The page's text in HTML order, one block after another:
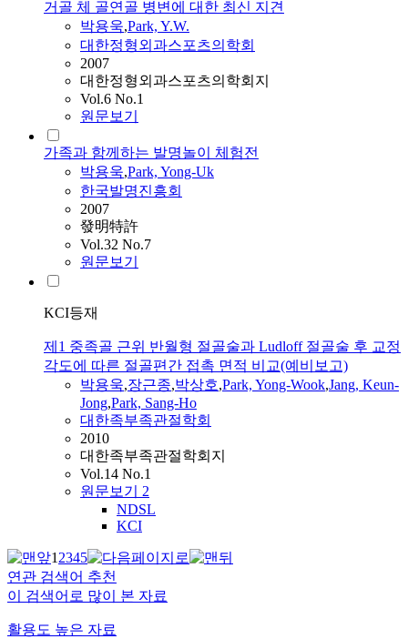
거골 체 골연골 병변에 대한 최신 지견
박용욱,Park, Y.W.
대한정형외과스포츠의학회
2007
대한정형외과스포츠의학회지
Vol.6 No.1
원문보기
가족과 함께하는 발명놀이 체험전
박용욱,Park, Yong-Uk
한국발명진흥회
2007
發明特許
Vol.32 No.7
원문보기
KCI등재
제1 중족골 근위 반월형 절골술과 Ludloff 절골술 후 교정
각도에 따른 절골편간 접촉 면적 비교(예비보고)
박용욱,장근종,박상호,Park, Yong-Wook,Jang, Keun-
Jong,Park, Sang-Ho
대한족부족관절학회
2010
대한족부족관절학회지
Vol.14 No.1
원문보기 2
NDSL
KCI
12345
연관 검색어 추천
이 검색어로 많이 본 자료
활용도 높은 자료